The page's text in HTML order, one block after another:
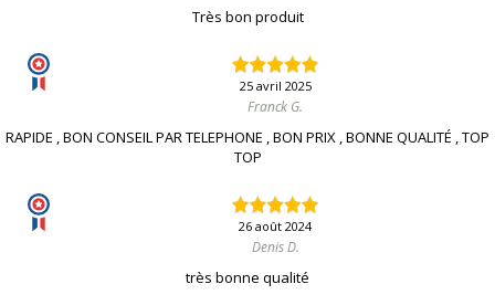
Très bon produit
25 avril 2025
Franck G.
RAPIDE , BON CONSEIL PAR TELEPHONE , BON PRIX , BONNE QUALITÉ , TOP
TOP
26 août 2024
Denis D.
très bonne qualité